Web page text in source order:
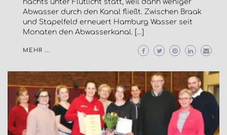
nachts unter Flutlicht statt, weil dann weniger
Abwasser durch den Kanal fließt. Zwischen Braak
und Stapelfeld erneuert Hamburg Wasser seit
Monaten den Abwasserkanal. […]
MEHR ...